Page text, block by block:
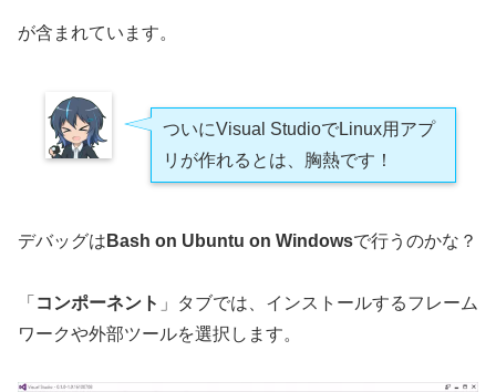
が含まれています。
ついにVisual StudioでLinux用アプ
リが作れるとは、胸熱です！
デバッグは Bash on Ubuntu on Windowsで行うのかな？
「 コンポーネント 」タブでは、インストールするフレーム
ワークや外部ツールを選択します。